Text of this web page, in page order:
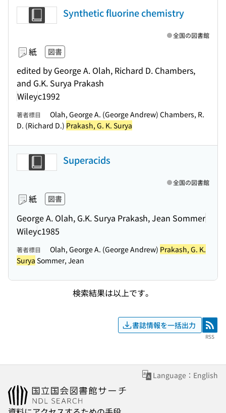
Synthetic fluorine chemistry
紙 図書
edited by George A. Olah, Richard D. Chambers,
and G.K. Surya Prakash
Wileyc1992
全国の図書館
著者標目
Olah, George A. (George Andrew) Chambers, R.
D. (Richard D.) Prakash, G. K. Surya
Superacids
紙 図書
George A. Olah, G.K. Surya Prakash, Jean Sommer
Wileyc1985
全国の図書館
著者標目 Olah, George A. (George Andrew) Prakash, G. K.
Surya Sommer, Jean
検索結果は以上です。
書誌情報を一括出力 RSS
RSS
Language：English